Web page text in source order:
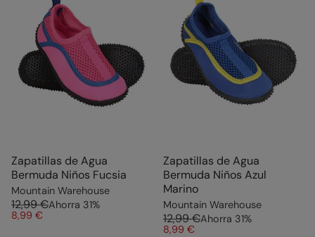
Zapatillas de Agua
Bermuda Niños Fucsia
Mountain Warehouse
12,99 €Ahorra 31%
8,99 €
Zapatillas de Agua
Bermuda Niños Azul
Marino
Mountain Warehouse
12,99 €Ahorra 31%
8,99 €